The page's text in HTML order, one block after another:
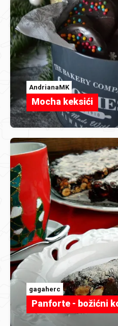
AndrianaMK
Mocha keksići
gagaherc
Panforte - božićni